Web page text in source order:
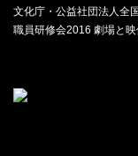
文化庁・公益社団法人全
職員研修会2016 劇場と